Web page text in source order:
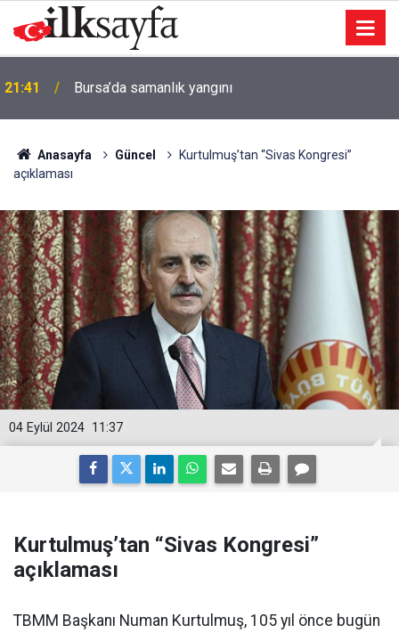
21:41 Bursa’da samanlık yangını
Anasayfa Güncel
Kurtulmuş’tan “Sivas Kongresi”
açıklaması
11:37
04 Eylül 2024
Kurtulmuş’tan “Sivas Kongresi”
açıklaması
TBMM Başkanı Numan Kurtulmuş, 105 yıl önce bugün